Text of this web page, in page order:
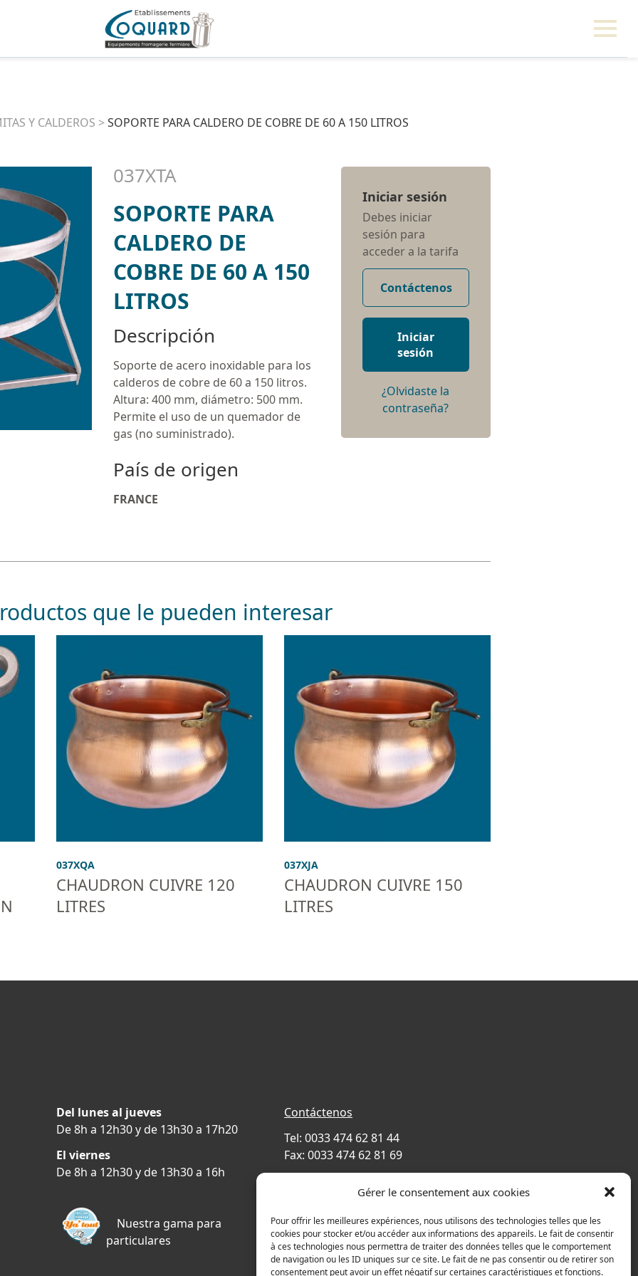
Gérer le consentement aux cookies
Pour offrir les meilleures expériences, nous utilisons des technologies telles que les
cookies pour stocker et/ou accéder aux informations des appareils. Le fait de consentir
à ces technologies nous permettra de traiter des données telles que le comportement
de navigation ou les ID uniques sur ce site. Le fait de ne pas consentir ou de retirer son
consentement peut avoir un effet négatif sur certaines caractéristiques et fonctions.
Y CALDEROS >SOPORTE PARA CALDERO DE COBRE DE 60 A 150 LITROS
037XTA
SOPORTE PARA
CALDERO DE
COBRE DE 60 A 150
LITROS
Descripción
Soporte de acero inoxidable para los
calderos de cobre de 60 a 150 litros.
Altura: 400 mm, diámetro: 500 mm.
Permite el uso de un quemador de
gas (no suministrado).
País de origen
FRANCE
Iniciar sesión
Debes iniciar
sesión para
acceder a la tarifa
Contáctenos
Iniciar
sesión
¿Olvidaste la
contraseña?
que le pueden interesar
037XQA
CHAUDRON CUIVRE 120
LITRES
037XJA
CHAUDRON CUIVRE 150
LITRES
Del lunes al jueves
De 8h a 12h30 y de 13h30 a 17h20
El viernes
De 8h a 12h30 y de 13h30 a 16h
Nuestra gama para
particulares
Contáctenos
Tel: 0033 474 62 81 44
Fax: 0033 474 62 81 69
69400 Villefranche sur Saône
FRANCE
Plano de accesso